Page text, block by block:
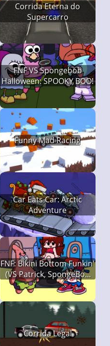
Corrida Eterna do
Supercarro
FNF VS Spongebob
Halloween: SPOOKY BOO!
Funny Mad Racing
Car Eats Car: Arctic
Adventure
FNF: Bikini Bottom Funkin'
(VS Patrick, SpongeBob
and Squidward)
Corrida Legal